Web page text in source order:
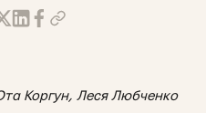
Коргун, Леся Любченко